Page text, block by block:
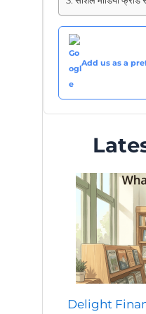
Add us as a
Delight